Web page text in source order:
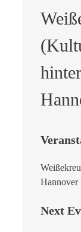
Hannover
Next